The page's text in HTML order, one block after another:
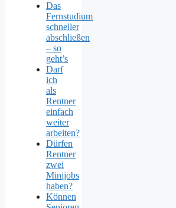
Das
Fernstudium
schneller
abschließen
– so
geht’s
Darf
ich
als
Rentner
einfach
weiter
arbeiten?
Dürfen
Rentner
zwei
Minijobs
haben?
Können